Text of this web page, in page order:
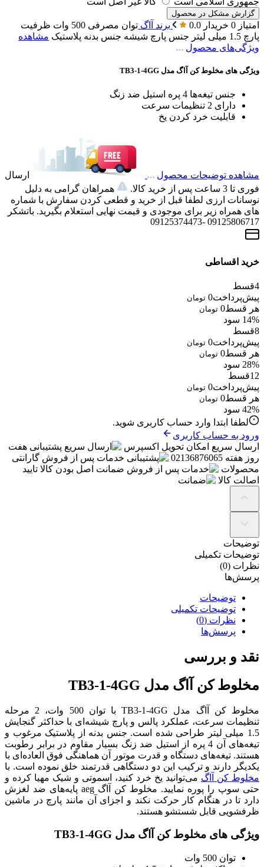
گزارش مشکل در محصول
امتیاز 0 خریدار 0.0 برند آاگ توان مصرفی 500 وات
ظرفیت
پارچ 1.5 میلی لیتر جنس پارچ شیشه جنس بدنه پلاستیک مشاهده
ویژگی‌های محصول
ویژگی های مخلوط کن آاگ مدل TB3-1-4GG
جنس تیغه‌ها 4 پره استیل ضد زنگ
دارای 2 تنظیمات سرعت
قابلیت خرد کردن یخ
مشاهده توضیحات محصول
ارسال
فوری تا 3 ساعت پس از خرید کالا.
همراهان گرامی به دلیل
نوسانات ارزی لطفا قبل از خرید و قطعی کردن سفارش با شماره
های همراه زیر برای موجودی و قیمت نهایی استعلام بگیرید. باتشکر
09125806717 -09125374473
خرید اقساطی
4قسط
پیش‌پرداخت0 تومان
هر قسط0 تومان
14% سود
8قسط
پیش‌پرداخت0 تومان
هر قسط0 تومان
28% سود
12قسط
پیش‌پرداخت0 تومان
هر قسط0 تومان
42% سود
لطفا ابتدا وارد حساب کاربری شوید.
ورود به حساب کاربری
ارسال سریع امکان تحویل اکسپرس پشتیبانی هفت
روز هفته 02136876065
خدمات پس از فروش گارانتی
محصولات
ضمانت اصل بودن کالا تایید
اصالت کالا
توضیحات
توضیحات تکمیلی
نظرات (0)
پرسش‌ها
توضیحات
توضیحات تکمیلی
نظرات (0)
پرسش‌ها
نقد و بررسی
مخلوط کن آاگ مدل TB3-1-4GG
مخلوط کن آاگ مدل TB3-1-4GG با توان 500 وات، 2 مرحله
تنظیمات سرعت، عملکرد پالس و پارچ شیشه‌ای با حداکثر گنجایش
1.5 میلی لیتر طراحی شده است. جنس بدنه از پلاستیک مرغوب و
تیغه‌های آن 4 پره از استیل ضد زنگ بسیار مقاوم در برابر رطوبت
هستند. تیغه‌های دستگاه و قدرت موتور آن هماهنگی فوق العاده‌ای با
یکدیگر دارند و ترکیب این دو دستگاهی قدرتمند خلق نموده است. با
مخلوط کن آاگ می‌توانید یخ خرد کنید، اسموتی و شیک مهیا کرده و
حتی سوپ را پوره نمایید. مخلوط کن آاگ aeg پایه‌های ضد لغزش
دارد تا در هنگام کار حرکت نکند و اجزای آن مانند پارچ در ماشین
ظرفشویی قابل شستشو هستند.
ویژگی های مخلوط کن آاگ مدل TB3-1-4GG
توان 500 وات